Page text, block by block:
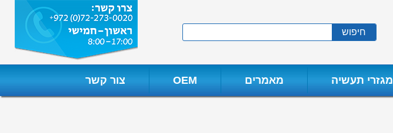
content
חיפוש
צור קשר OEM מאמרים מגזרי תעשיה